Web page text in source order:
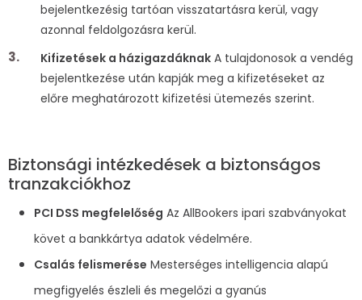
bejelentkezésig tartóan visszatartásra kerül, vagy
azonnal feldolgozásra kerül.
Kifizetések a házigazdáknak A tulajdonosok a vendég
bejelentkezése után kapják meg a kifizetéseket az
előre meghatározott kifizetési ütemezés szerint.
Biztonsági intézkedések a biztonságos
tranzakciókhoz
PCI DSS megfelelőség Az AllBookers ipari szabványokat
követ a bankkártya adatok védelmére.
Csalás felismerése Mesterséges intelligencia alapú
megfigyelés észleli és megelőzi a gyanús